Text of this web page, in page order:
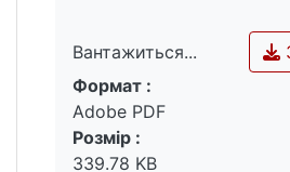
Вантажиться...
Вантажиться...
Формат :
Adobe PDF
Розмір :
339.78 KB